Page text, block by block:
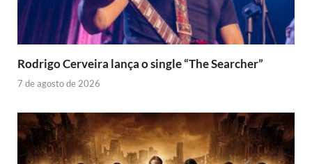
Rodrigo Cerveira lança o single “The Searcher”
7 de agosto de 2026